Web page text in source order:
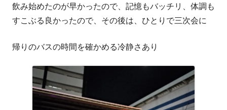
飲み始めたのが早かったので、記憶もバッチリ、体調も
すこぶる良かったので、その後は、ひとりで三次会に
帰りのバスの時間を確かめる冷静さあり